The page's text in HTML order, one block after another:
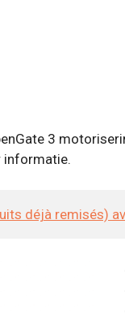
3
informatie.
déjà remisés)